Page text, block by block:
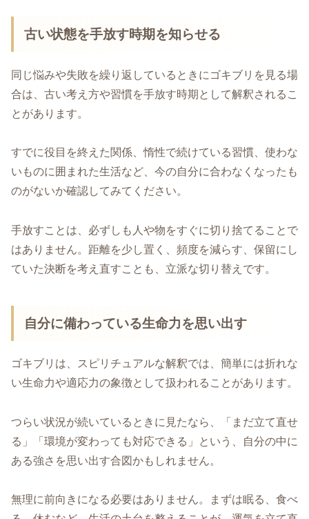
古い状態を手放す時期を知らせる
同じ悩みや失敗を繰り返しているときにゴキブリを見る場
合は、古い考え方や習慣を手放す時期として解釈されるこ
とがあります。
すでに役目を終えた関係、惰性で続けている習慣、使わな
いものに囲まれた生活など、今の自分に合わなくなったも
のがないか確認してみてください。
手放すことは、必ずしも人や物をすぐに切り捨てることで
はありません。距離を少し置く、頻度を減らす、保留にし
ていた決断を考え直すことも、立派な切り替えです。
自分に備わっている生命力を思い出す
ゴキブリは、スピリチュアルな解釈では、簡単には折れな
い生命力や適応力の象徴として扱われることがあります。
つらい状況が続いているときに見たなら、「まだ立て直せ
る」「環境が変わっても対応できる」という、自分の中に
ある強さを思い出す合図かもしれません。
無理に前向きになる必要はありません。まずは眠る、食べ